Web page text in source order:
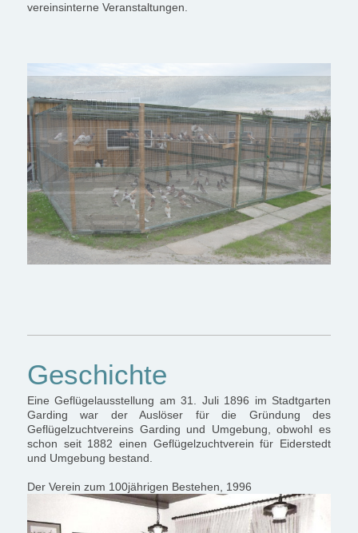
vereinsinterne Veranstaltungen.
Geschichte
Eine Geflügelausstellung am 31. Juli 1896 im Stadtgarten
Garding war der Auslöser für die Gründung des
Geflügelzuchtvereins Garding und Umgebung, obwohl es
schon seit 1882 einen Geflügelzuchtverein für Eiderstedt
und Umgebung bestand.
Der Verein zum 100jährigen Bestehen, 1996